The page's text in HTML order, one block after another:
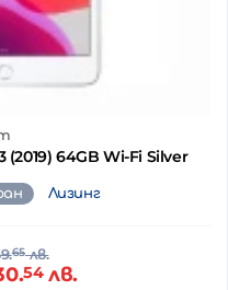
(2019) 64GB Wi-Fi Silver
Лизинг
65лв.
54лв.